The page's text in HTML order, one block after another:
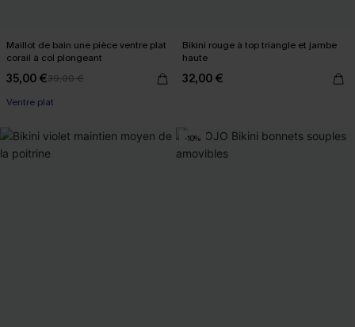
Maillot de bain une pièce ventre plat
corail à col plongeant
35,00 €39,00 €
Ventre plat
Bikini rouge à top triangle et jambe
haute
32,00 €
-10%